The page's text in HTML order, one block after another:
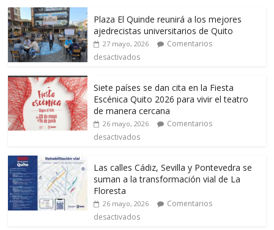
Plaza El Quinde reunirá a los mejores
ajedrecistas universitarios de Quito
27 mayo, 2026
Comentarios
desactivados
Siete países se dan cita en la Fiesta
Escénica Quito 2026 para vivir el teatro
de manera cercana
26 mayo, 2026
Comentarios
desactivados
Las calles Cádiz, Sevilla y Pontevedra se
suman a la transformación vial de La
Floresta
26 mayo, 2026
Comentarios
desactivados